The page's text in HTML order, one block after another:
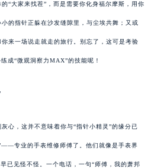
“大家来找茬”，而是需要你化身福尔摩斯，用你
的指针正躲在沙发缝隙里，与尘埃共舞；又或
来一场说走就走的旅行。别忘了，这可是考验
成“微观洞察力MAX”的技能呢！
心，这并不意味着你与“指针小精灵”的缘分已
专业的手表维修师傅了。他们就像是手表界
已见怪不怪。一个电话，一句“师傅，我的萧邦